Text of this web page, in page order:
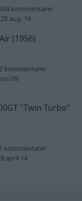
kommentarer
25 aug. 16
(1956)
kommentarer
09
"Twin Turbo"
kommentarer
april 14